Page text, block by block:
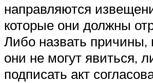
направляются
которые они должны
Либо назвать причины,
они не могут явиться,
подписать акт